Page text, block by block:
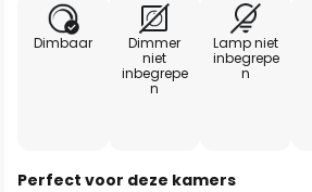
Dimbaar
Dimmer
niet
inbegrepe
n
Lamp niet
inbegrepe
n
Perfect voor deze kamers